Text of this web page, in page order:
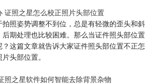
证照之星怎么校正照片头部位置
照姿势调整不到位，总是有轻微的歪头和斜
后期处理也比较困难。那么当证件照头部位置
这篇文章就告诉大家证件照头部位置不正怎
头部位置。
照之星软件如何智能去除背景杂物